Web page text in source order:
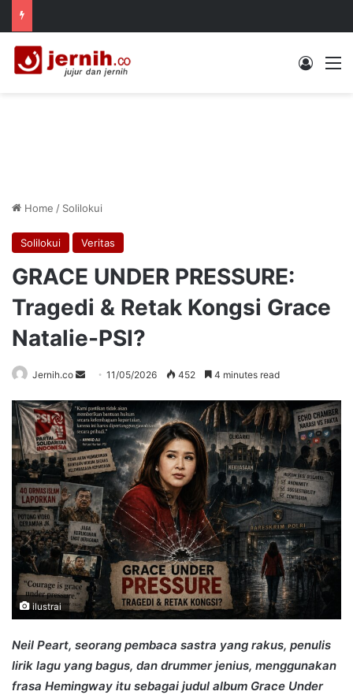
Log In
Home / Solilokui
Solilokui Veritas
GRACE UNDER PRESSURE:
Tragedi & Retak Kongsi Grace
Natalie-PSI?
Jernih.co
Send
email
11/05/2026 452 4 minutes read
ilustrai
Neil Peart, seorang pembaca sastra yang rakus, penulis
lirik lagu yang bagus, dan drummer jenius, menggunakan
frasa Hemingway itu sebagai judul album Grace Under